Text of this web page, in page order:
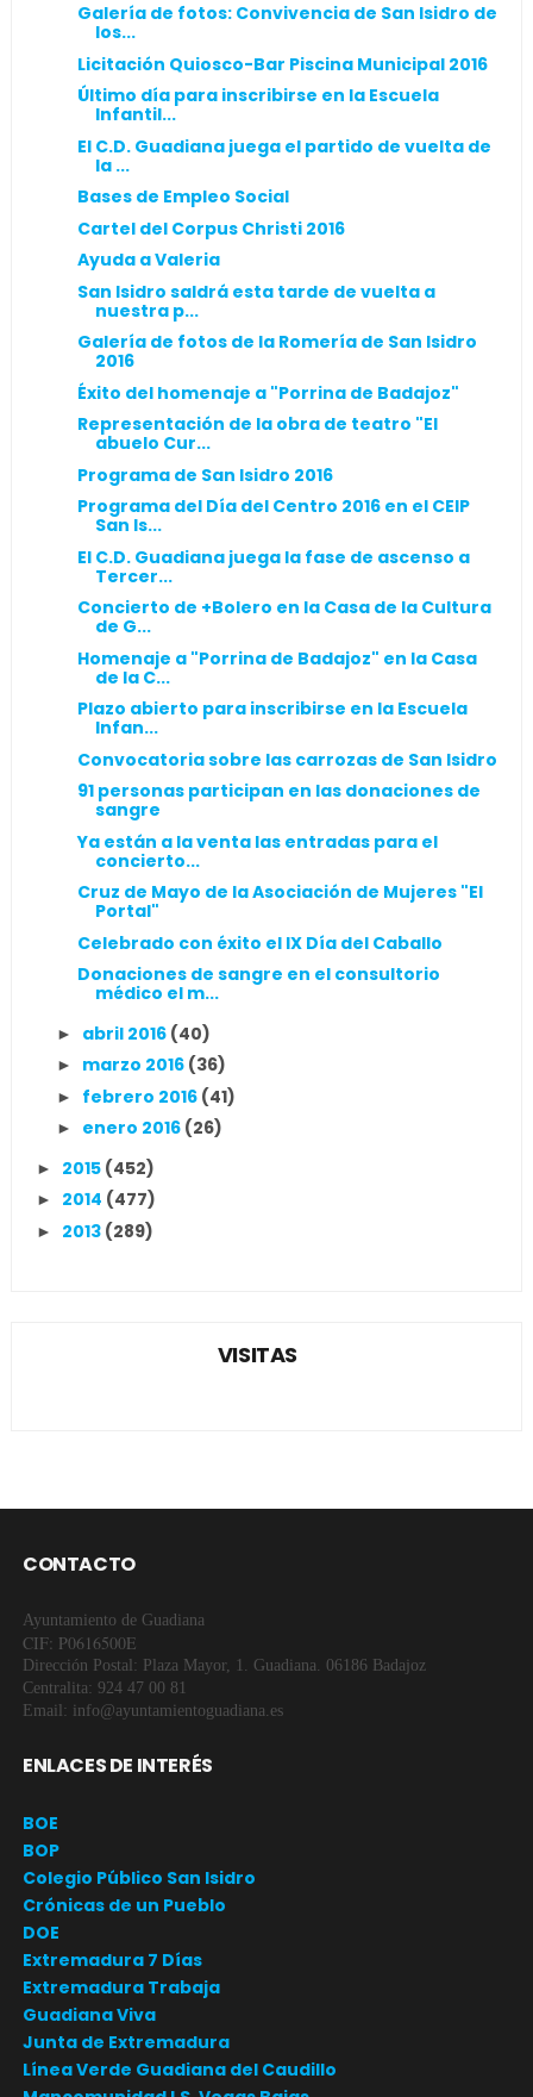
Galería de fotos: Convivencia de San Isidro de
los...
Licitación Quiosco-Bar Piscina Municipal 2016
Último día para inscribirse en la Escuela
Infantil...
El C.D. Guadiana juega el partido de vuelta de
la ...
Bases de Empleo Social
Cartel del Corpus Christi 2016
Ayuda a Valeria
San Isidro saldrá esta tarde de vuelta a
nuestra p...
Galería de fotos de la Romería de San Isidro
2016
Éxito del homenaje a "Porrina de Badajoz"
Representación de la obra de teatro "El
abuelo Cur...
Programa de San Isidro 2016
Programa del Día del Centro 2016 en el CEIP
San Is...
El C.D. Guadiana juega la fase de ascenso a
Tercer...
Concierto de +Bolero en la Casa de la Cultura
de G...
Homenaje a "Porrina de Badajoz" en la Casa
de la C...
Plazo abierto para inscribirse en la Escuela
Infan...
Convocatoria sobre las carrozas de San Isidro
91 personas participan en las donaciones de
sangre
Ya están a la venta las entradas para el
concierto...
Cruz de Mayo de la Asociación de Mujeres "El
Portal"
Celebrado con éxito el IX Día del Caballo
Donaciones de sangre en el consultorio
médico el m...
► abril 2016 (40)
► marzo 2016 (36)
► febrero 2016 (41)
► enero 2016 (26)
► 2015 (452)
► 2014 (477)
► 2013 (289)
VISITAS
CONTACTO
Ayuntamiento de Guadiana
CIF: P0616500E
Dirección Postal: Plaza Mayor, 1. Guadiana. 06186 Badajoz
Centralita: 924 47 00 81
Email: info@ayuntamientoguadiana.es
ENLACES DE INTERÉS
BOE
BOP
Colegio Público San Isidro
Crónicas de un Pueblo
DOE
Extremadura 7 Días
Extremadura Trabaja
Guadiana Viva
Junta de Extremadura
Línea Verde Guadiana del Caudillo